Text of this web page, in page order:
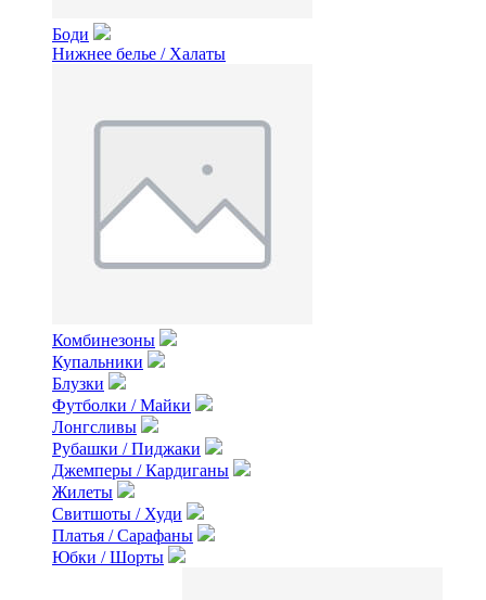
Боди
Нижнее белье / Халаты
Комбинезоны
Купальники
Блузки
Футболки / Майки
Лонгсливы
Рубашки / Пиджаки
Джемперы / Кардиганы
Жилеты
Свитшоты / Худи
Платья / Сарафаны
Юбки / Шорты